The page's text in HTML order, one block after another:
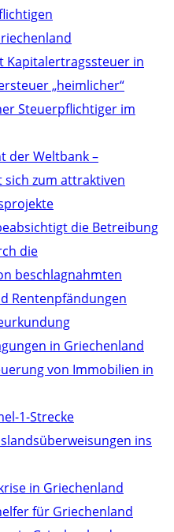
Kapitalertragssteuer in
„heimlicher“
Steuerpflichtiger im
der Weltbank –
sich zum attraktiven
die Betreibung
die
beschlagnahmten
Rentenpfändungen
in Griechenland
von Immobilien in
1-Strecke
ins
in Griechenland
für Griechenland